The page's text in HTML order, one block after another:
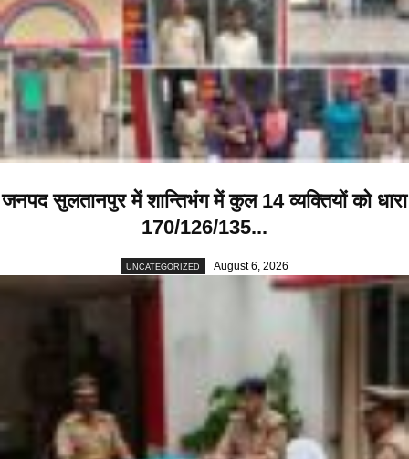
जनपद सुलतानपुर में शान्तिभंग में कुल 14 व्यक्तियों को धारा
170/126/135...
UNCATEGORIZED August 6, 2026